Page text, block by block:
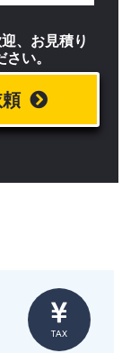
、お見積り
い。
TAX